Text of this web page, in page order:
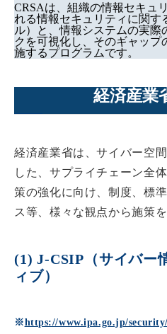
CRSAは、組織の情報セキュ
れる情報セキュリティに関す
ル）と、情報システムの実際
クを可視化し、そのギャップ
施するプログラムです。
経済産業
経済産業省は、サイバー空
した、サプライチェーン全
策の強化に向け、制度、標
ス等、様々な観点から施策
(1) J-CSIP（サイバー
ィブ）
※https://www.ipa.go.jp/